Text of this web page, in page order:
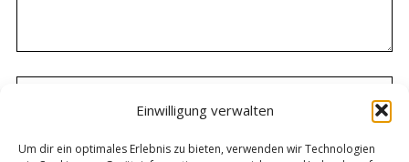
Einwilligung verwalten
Um dir ein optimales Erlebnis zu bieten, verwenden wir Technologien